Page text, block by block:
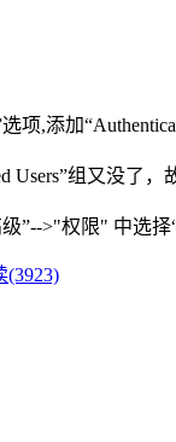
,添加
组又没了，
”-->"权限" 中选
(3923)